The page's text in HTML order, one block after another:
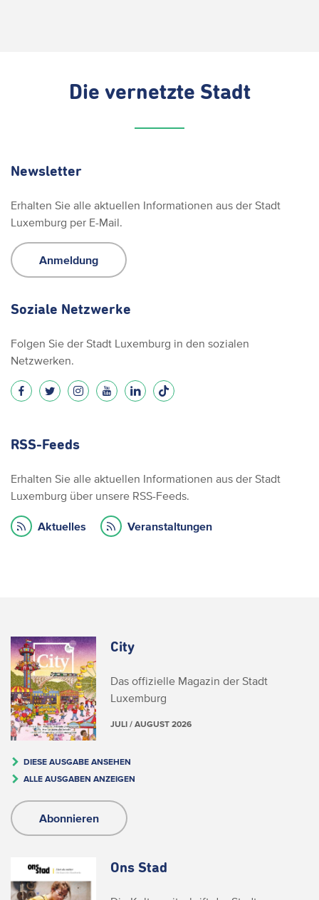
Die vernetzte Stadt
Newsletter
Erhalten Sie alle aktuellen Informationen aus der Stadt
Luxemburg per E-Mail.
Anmeldung
Soziale Netzwerke
Folgen Sie der Stadt Luxemburg in den sozialen
Netzwerken.
RSS-Feeds
Erhalten Sie alle aktuellen Informationen aus der Stadt
Luxemburg über unsere RSS-Feeds.
Aktuelles Veranstaltungen
City
Das offizielle Magazin der Stadt
Luxemburg
JULI / AUGUST 2026
DIESE AUSGABE ANSEHEN
ALLE AUSGABEN ANZEIGEN
Abonnieren
Ons Stad